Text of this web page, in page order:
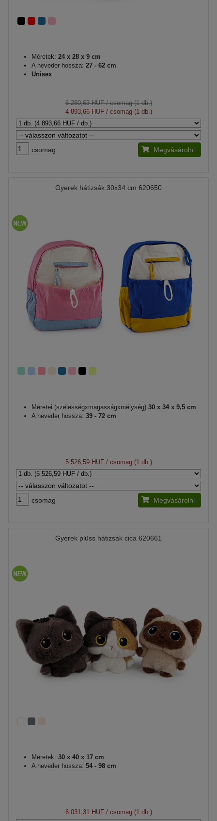
Méretek: 24 x 28 x 9 cm
A heveder hossza: 27 - 62 cm
Unisex
6 280,63 HUF/ csomag (1 db.)
4 893,66 HUF/ csomag (1 db.)
csomag Megvásárolni
Gyerek hátizsák 30x34 cm 620650
Méretei (szélességxmagasságxmélység) 30 x 34 x 9,5 cm
A heveder hossza: 39 - 72 cm
5 526,59 HUF/ csomag (1 db.)
csomag Megvásárolni
Gyerek plüss hátizsák cica 620661
Méretek: 30 x 40 x 17 cm
A heveder hossza: 54 - 98 cm
6 031,31 HUF/ csomag (1 db.)